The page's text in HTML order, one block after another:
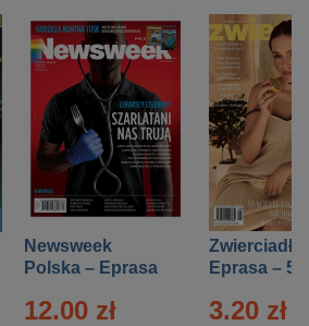
Newsweek
Polska – Eprasa
12.00 zł
Zwierciadło
Eprasa – 5/
3.20 zł